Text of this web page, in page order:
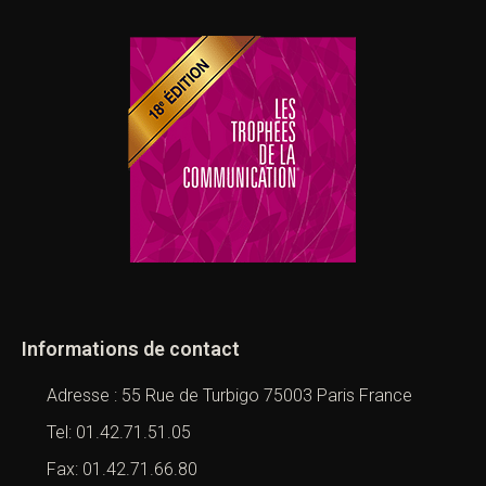
Informations de contact
Adresse : 55 Rue de Turbigo 75003 Paris France
Tel: 01.42.71.51.05
Fax: 01.42.71.66.80